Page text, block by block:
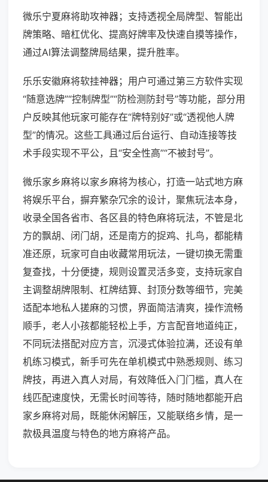
微乐宁夏麻将助攻神器；支持透视全局牌型、智能出
牌策略、暗杠优化、提高好牌率及快速自摸等操作，
通过AI算法调整牌局结果，提升胜率。
乐乐安徽麻将软挂神器；用户可通过第三方软件实现
“随意选牌”“控制牌型”“防检测防封号”等功能，部分用
户反映其他玩家可能存在“牌特别好”或“透视他人牌
型”的情况。这些工具通过后台运行、自动连接等技
术手段实现不平公，且“安全性高”“不被封号”。
微乐家乡麻将以家乡麻将为核心，打造一站式地方麻
将娱乐平台，摒弃繁杂冗余的设计，聚焦玩法本身，
收录全国各省市、各区县的特色麻将玩法，不管是北
方的飘胡、闭门胡，还是南方的捉鸡、扎鸟，都能精
准还原，玩家可自由收藏常用玩法，一键切换无需重
复查找，十分便捷，规则设置灵活多变，支持玩家自
主调整胡牌限制、杠牌结算、封顶分数等细节，完美
适配本地私人搓麻的习惯，界面简洁清爽，操作流畅
顺手，老人小孩都能轻松上手，方言配音地道纯正，
不同玩法搭配对应方言，沉浸式体验拉满，还设有单
机练习模式，新手可先在单机模式中熟悉规则、练习
牌技，再进入真人对局，有效降低入门门槛，真人在
线匹配速度快，无需长时间等待，随时随地都能开启
家乡麻将对局，既能休闲解压，又能联络乡情，是一
款极具温度与特色的地方麻将产品。